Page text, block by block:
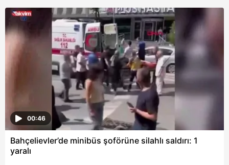
00:46
Bahçelievler’de minibüs şoförüne silahlı saldırı: 1
yaralı